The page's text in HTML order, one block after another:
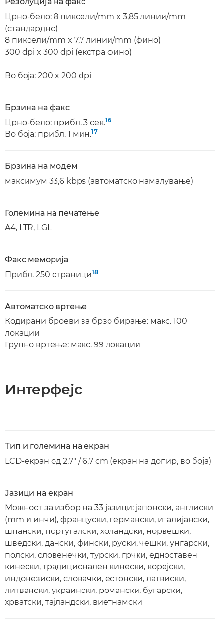
Резолуција на факс
Црно-бело: 8 пиксели/mm x 3,85 линии/mm
(стандардно)
8 пиксели/mm x 7,7 линии/mm (фино)
300 dpi x 300 dpi (екстра фино)
Во боја: 200 x 200 dpi
Брзина на факс
Црно-бело: прибл. 3 сек.16
Во боја: прибл. 1 мин.17
Брзина на модем
максимум 33,6 kbps (автоматско намалување)
Големина на печатење
A4, LTR, LGL
Факс меморија
Прибл. 250 страници18
Автоматско вртење
Кодирани броеви за брзо бирање: макс. 100
локации
Групно вртење: макс. 99 локации
Интерфејс
Тип и големина на екран
LCD-екран од 2,7" / 6,7 cm (екран на допир, во боја)
Јазици на екран
Можност за избор на 33 јазици: јапонски, англиски
(mm и инчи), француски, германски, италијански,
шпански, португалски, холандски, норвешки,
шведски, дански, фински, руски, чешки, унгарски,
полски, словенечки, турски, грчки, едноставен
кинески, традиционален кинески, корејски,
индонезиски, словачки, естонски, латвиски,
литвански, украински, романски, бугарски,
хрватски, тајландски, виетнамски